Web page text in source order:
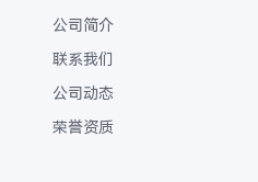
公司简介
联系我们
公司动态
荣誉资质